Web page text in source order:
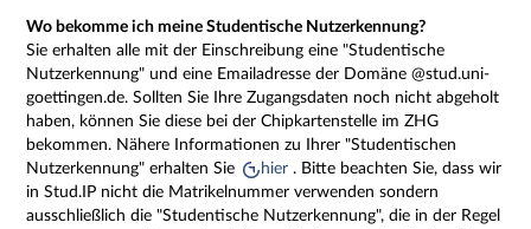
Wo bekomme ich meine Studentische Nutzerkennung?
Sie erhalten alle mit der Einschreibung eine "Studentische
Nutzerkennung" und eine Emailadresse der Domäne @stud.uni-
goettingen.de. Sollten Sie Ihre Zugangsdaten noch nicht abgeholt
haben, können Sie diese bei der Chipkartenstelle im ZHG
bekommen. Nähere Informationen zu Ihrer "Studentischen
Nutzerkennung" erhalten Sie
hier . Bitte beachten Sie, dass wir
in Stud.IP nicht die Matrikelnummer verwenden sondern
ausschließlich die "Studentische Nutzerkennung", die in der Regel